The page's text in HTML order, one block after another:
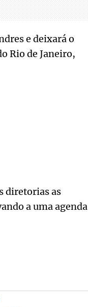
e deixará o
Rio de Janeiro,
diretorias as
a uma agenda